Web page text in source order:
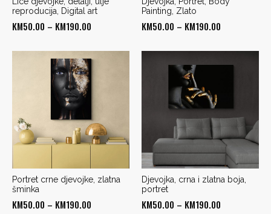
reproducija, Digital art
KM50.00 – KM190.00
KM50.00
Painting, Zlato
KM50.00 – KM190.00
Portret crne djevojke, zlatna
šminka
KM50.00 – KM190.00
Djevojka, crna i zlatna boja,
portret
KM50.00 – KM190.00